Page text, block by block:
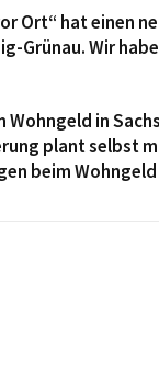
Ort“ hat einen
Grünau. Wir
in
plant selbst
beim Wohngeld